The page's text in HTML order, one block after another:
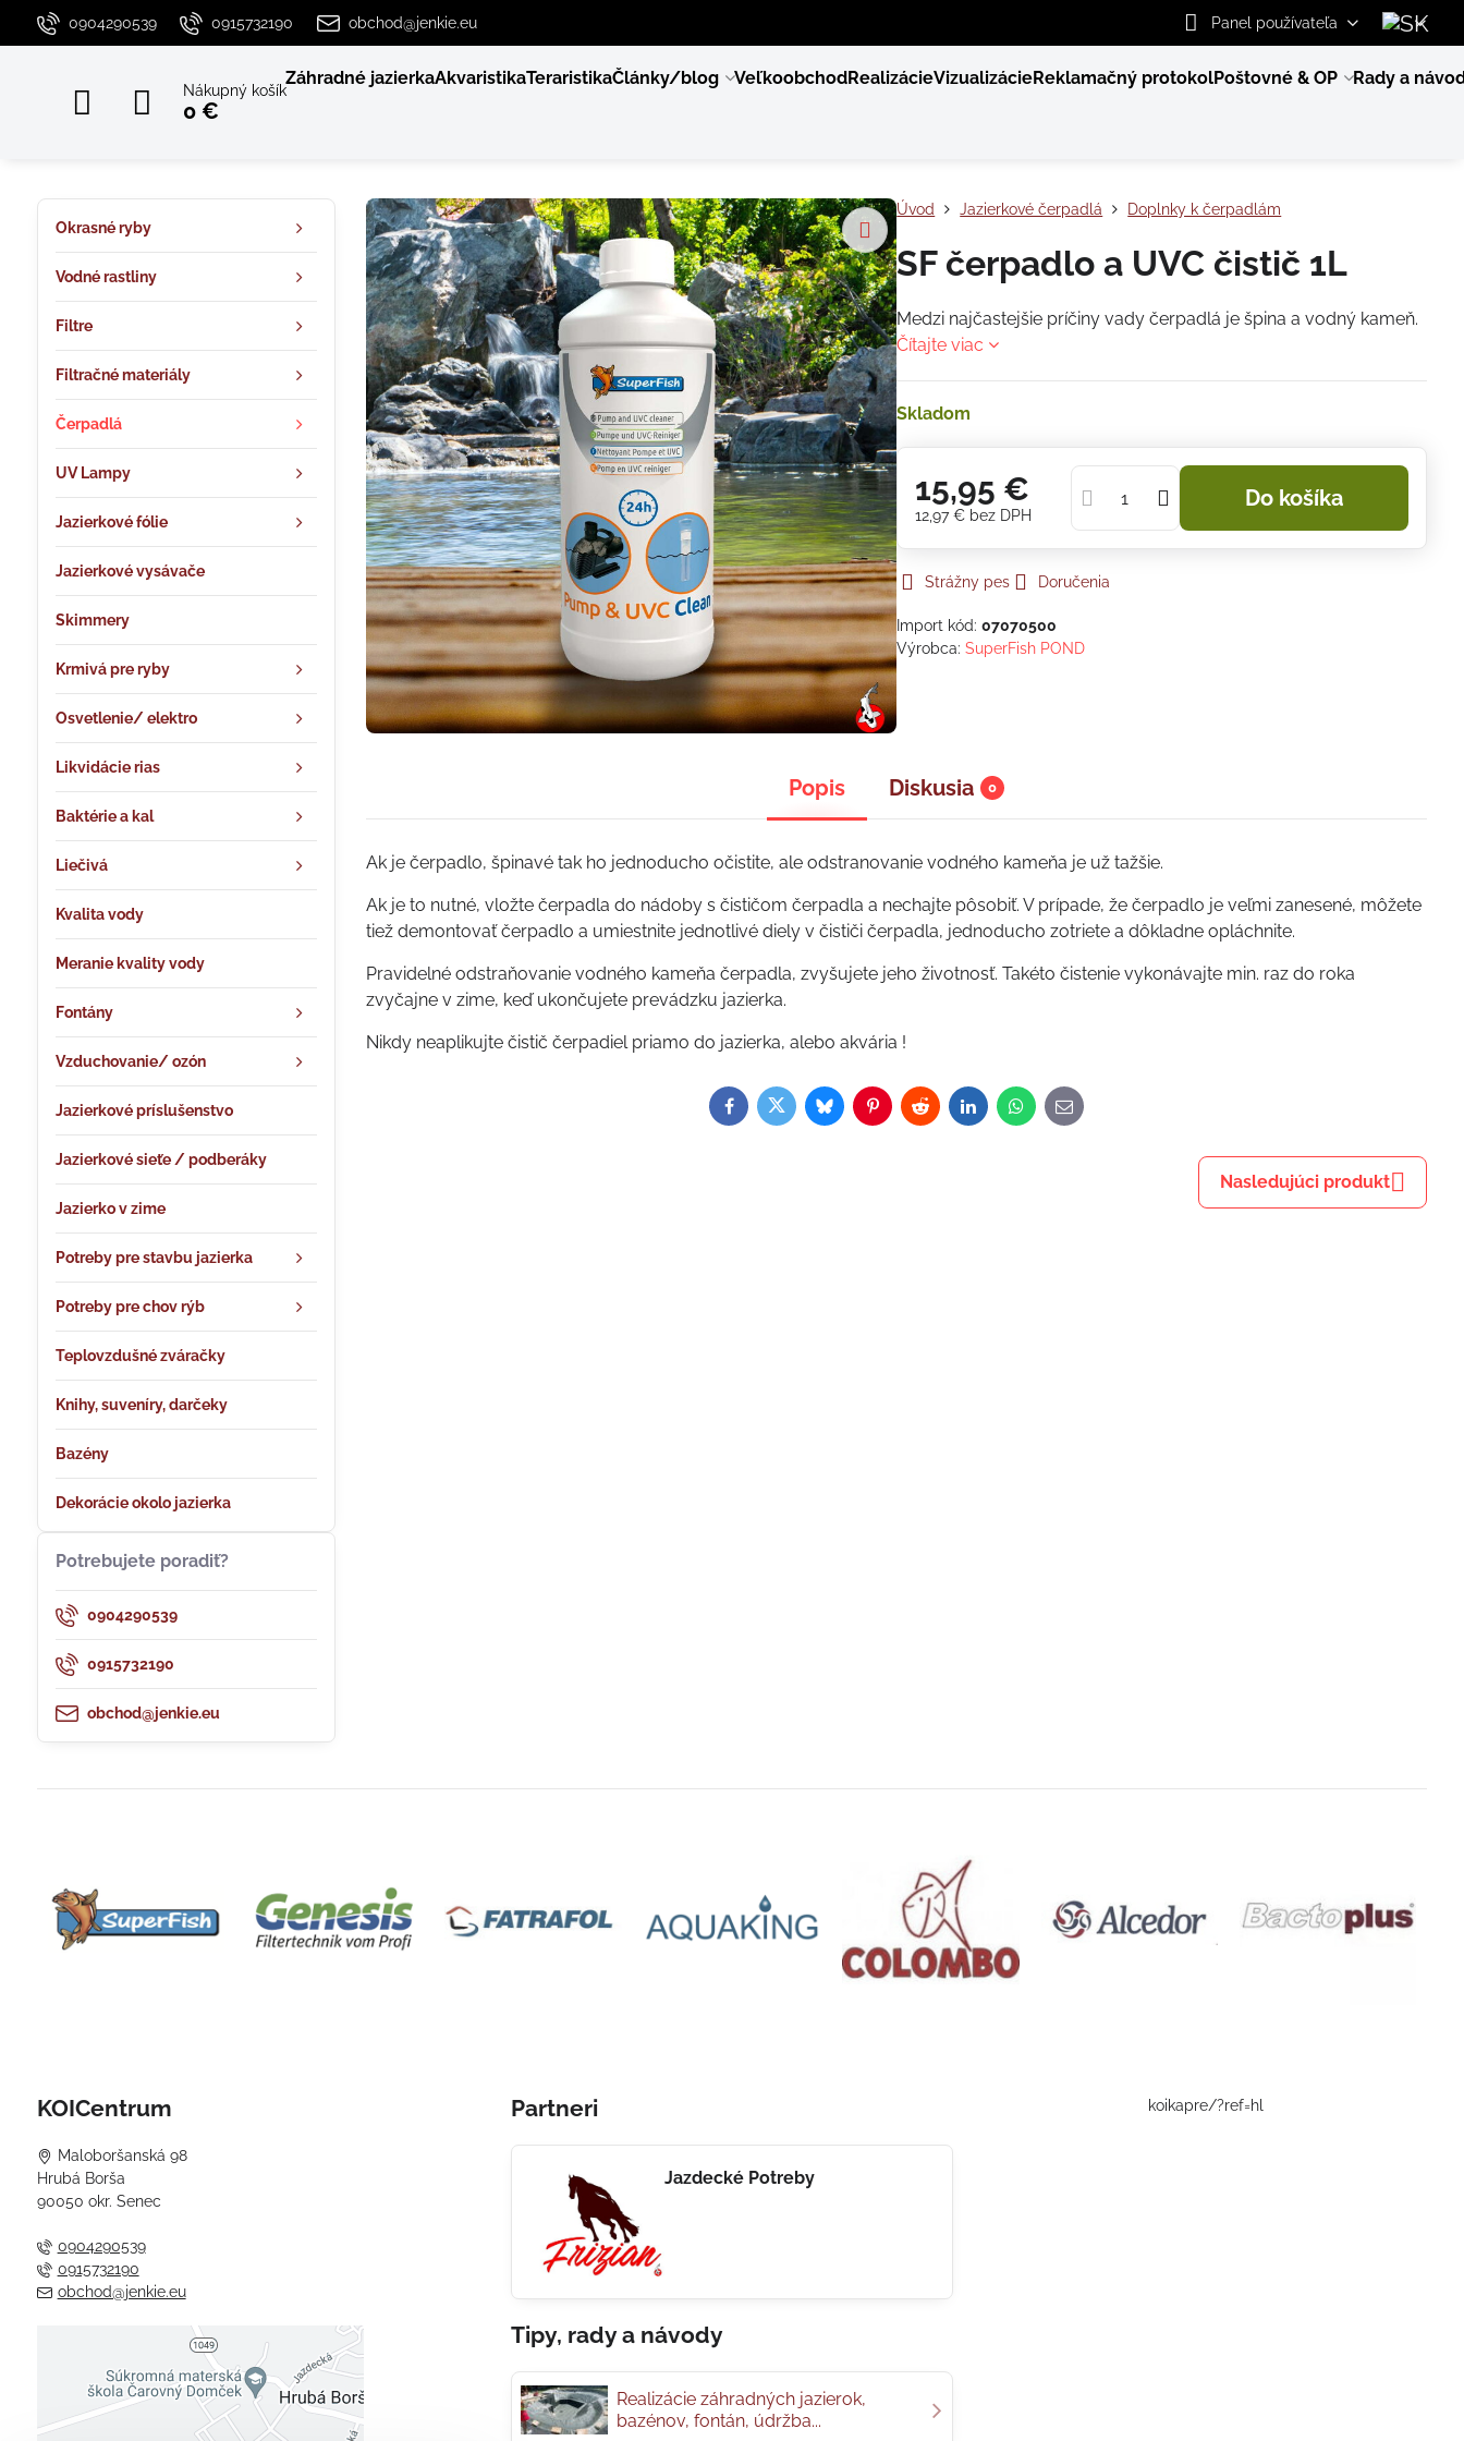
0904290539 0915732190 obchod@jenkie.eu Panel používateľa
Nákupný košík
0 €
Záhradné jazierkaAkvaristikaTeraristikaČlánky/blog VeľkoobchodRealizácieVizualizácieReklamačný protokolPoštovné & OP Rady a
Úvod Jazierkové čerpadlá Doplnky k čerpadlám
SF čerpadlo a UVC čistič 1L
Medzi najčastejšie príčiny vady čerpadlá je špina a vodný kameň.
Čítajte viac
Skladom
15,95 €
12,97 € bez DPH
Do košíka
Strážny pes Doručenia
Import kód:07070500
Výrobca:SuperFish POND
Popis Diskusia 0
Ak je čerpadlo, špinavé tak ho jednoducho očistite, ale odstranovanie vodného kameňa je už tažšie.
Ak je to nutné, vložte čerpadla do nádoby s čističom čerpadla a nechajte pôsobiť. V prípade, že čerpadlo je veľmi zanesené, môžete
tiež demontovať čerpadlo a umiestnite jednotlivé diely v čističi čerpadla, jednoducho zotriete a dôkladne opláchnite.
Pravidelné odstraňovanie vodného kameňa čerpadla, zvyšujete jeho životnosť. Takéto čistenie vykonávajte min. raz do roka
zvyčajne v zime, keď ukončujete prevádzku jazierka.
Nikdy neaplikujte čistič čerpadiel priamo do jazierka, alebo akvária !
Facebook
TwitterBlueskyPinterestRedditLinkedInWhatsApp
E-
mail
Nasledujúci produkt
Okrasné ryby
Vodné rastliny
Filtre
Filtračné materiály
Čerpadlá
UV Lampy
Jazierkové fólie
Jazierkové vysávače
Skimmery
Krmivá pre ryby
Osvetlenie/ elektro
Likvidácie rias
Baktérie a kal
Liečivá
Kvalita vody
Meranie kvality vody
Fontány
Vzduchovanie/ ozón
Jazierkové príslušenstvo
Jazierkové sieťe / podberáky
Jazierko v zime
Potreby pre stavbu jazierka
Potreby pre chov rýb
Teplovzdušné zváračky
Knihy, suveníry, darčeky
Bazény
Dekorácie okolo jazierka
Potrebujete poradiť?
0904290539
0915732190
obchod@jenkie.eu
KOICentrum
Maloboršanská 98
Hrubá Borša
90050 okr. Senec
0904290539
0915732190
obchod@jenkie.eu
Externý obsah je blokovaný
Voľbami súkromia
Partneri
Jazdecké Potreby
Tipy, rady a návody
Realizácie záhradných jazierok,
bazénov, fontán, údržba...
koikapre/?ref=hl